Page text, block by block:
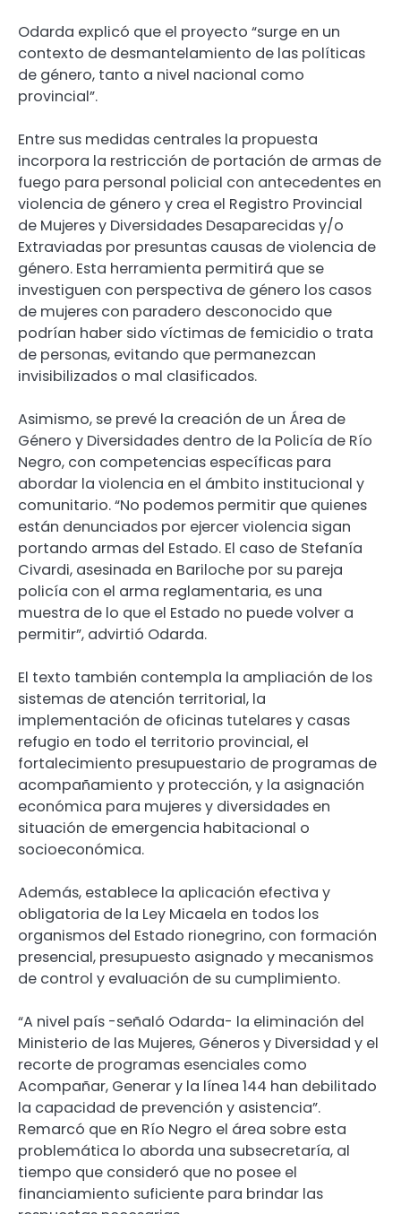
Odarda explicó que el proyecto “surge en un
contexto de desmantelamiento de las políticas
de género, tanto a nivel nacional como
provincial”.
Entre sus medidas centrales la propuesta
incorpora la restricción de portación de armas de
fuego para personal policial con antecedentes en
violencia de género y crea el Registro Provincial
de Mujeres y Diversidades Desaparecidas y/o
Extraviadas por presuntas causas de violencia de
género. Esta herramienta permitirá que se
investiguen con perspectiva de género los casos
de mujeres con paradero desconocido que
podrían haber sido víctimas de femicidio o trata
de personas, evitando que permanezcan
invisibilizados o mal clasificados.
Asimismo, se prevé la creación de un Área de
Género y Diversidades dentro de la Policía de Río
Negro, con competencias específicas para
abordar la violencia en el ámbito institucional y
comunitario. “No podemos permitir que quienes
están denunciados por ejercer violencia sigan
portando armas del Estado. El caso de Stefanía
Civardi, asesinada en Bariloche por su pareja
policía con el arma reglamentaria, es una
muestra de lo que el Estado no puede volver a
permitir”, advirtió Odarda.
El texto también contempla la ampliación de los
sistemas de atención territorial, la
implementación de oficinas tutelares y casas
refugio en todo el territorio provincial, el
fortalecimiento presupuestario de programas de
acompañamiento y protección, y la asignación
económica para mujeres y diversidades en
situación de emergencia habitacional o
socioeconómica.
Además, establece la aplicación efectiva y
obligatoria de la Ley Micaela en todos los
organismos del Estado rionegrino, con formación
presencial, presupuesto asignado y mecanismos
de control y evaluación de su cumplimiento.
“A nivel país -señaló Odarda- la eliminación del
Ministerio de las Mujeres, Géneros y Diversidad y el
recorte de programas esenciales como
Acompañar, Generar y la línea 144 han debilitado
la capacidad de prevención y asistencia”.
Remarcó que en Río Negro el área sobre esta
problemática lo aborda una subsecretaría, al
tiempo que consideró que no posee el
financiamiento suficiente para brindar las